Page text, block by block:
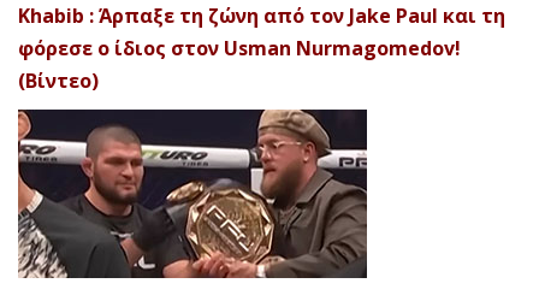
Khabib : Άρπαξε τη ζώνη από τον Jake Paul και τη
φόρεσε ο ίδιος στον Usman Nurmagomedov!
(Βίντεο)